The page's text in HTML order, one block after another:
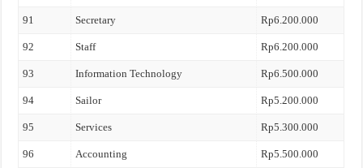
91 Secretary Rp6.200.000
92 Staff Rp6.200.000
93 Information Technology Rp6.500.000
94 Sailor Rp5.200.000
95 Services Rp5.300.000
96 Accounting Rp5.500.000